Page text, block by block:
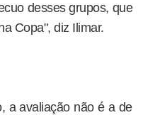
desses grupos, que
Copa", diz Ilimar.
a avaliação não é a de